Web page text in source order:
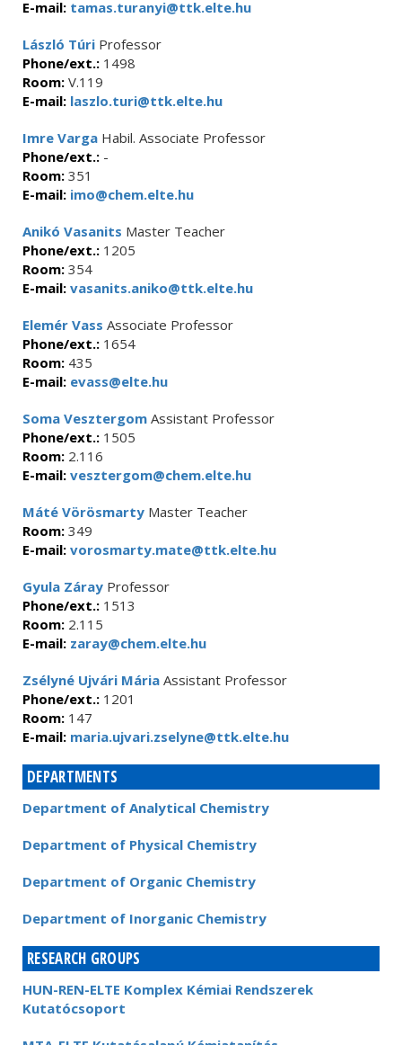
E-mail: tamas.turanyi@ttk.elte.hu
László Túri Professor
Phone/ext.: 1498
Room: V.119
E-mail: laszlo.turi@ttk.elte.hu
Imre Varga Habil. Associate Professor
Phone/ext.: -
Room: 351
E-mail: imo@chem.elte.hu
Anikó Vasanits Master Teacher
Phone/ext.: 1205
Room: 354
E-mail: vasanits.aniko@ttk.elte.hu
Elemér Vass Associate Professor
Phone/ext.: 1654
Room: 435
E-mail: evass@elte.hu
Soma Vesztergom Assistant Professor
Phone/ext.: 1505
Room: 2.116
E-mail: vesztergom@chem.elte.hu
Máté Vörösmarty Master Teacher
Room: 349
E-mail: vorosmarty.mate@ttk.elte.hu
Gyula Záray Professor
Phone/ext.: 1513
Room: 2.115
E-mail: zaray@chem.elte.hu
Zsélyné Ujvári Mária Assistant Professor
Phone/ext.: 1201
Room: 147
E-mail: maria.ujvari.zselyne@ttk.elte.hu
DEPARTMENTS
Department of Analytical Chemistry
Department of Physical Chemistry
Department of Organic Chemistry
Department of Inorganic Chemistry
RESEARCH GROUPS
HUN-REN-ELTE Komplex Kémiai Rendszerek
Kutatócsoport